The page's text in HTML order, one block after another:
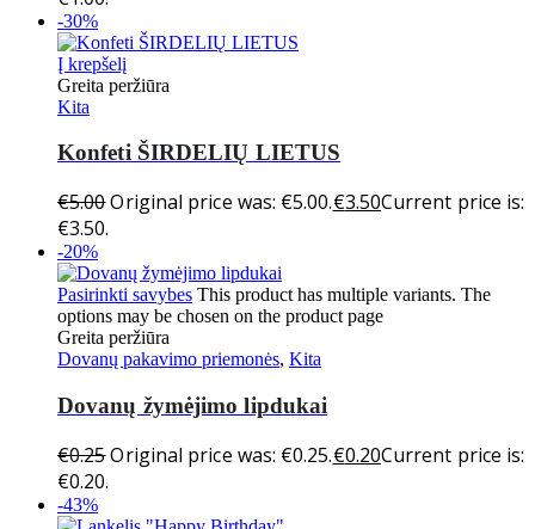
-30%
Į krepšelį
Greita peržiūra
Kita
Konfeti ŠIRDELIŲ LIETUS
€5.00Original price was: €5.00.€3.50Current price is:
€3.50.
-20%
Pasirinkti savybes This product has multiple variants. The
options may be chosen on the product page
Greita peržiūra
Dovanų pakavimo priemonės, Kita
Dovanų žymėjimo lipdukai
€0.25Original price was: €0.25.€0.20Current price is:
€0.20.
-43%